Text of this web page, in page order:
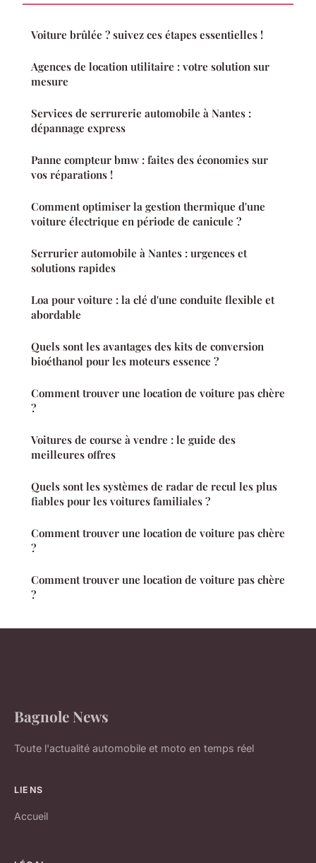
Voiture brûlée ? suivez ces étapes essentielles !
Agences de location utilitaire : votre solution sur
mesure
Services de serrurerie automobile à Nantes :
dépannage express
Panne compteur bmw : faites des économies sur
vos réparations !
Comment optimiser la gestion thermique d'une
voiture électrique en période de canicule ?
Serrurier automobile à Nantes : urgences et
solutions rapides
Loa pour voiture : la clé d'une conduite flexible et
abordable
Quels sont les avantages des kits de conversion
bioéthanol pour les moteurs essence ?
Comment trouver une location de voiture pas chère
?
Voitures de course à vendre : le guide des
meilleures offres
Quels sont les systèmes de radar de recul les plus
fiables pour les voitures familiales ?
Comment trouver une location de voiture pas chère
?
Comment trouver une location de voiture pas chère
?
Bagnole News
Toute l'actualité automobile et moto en temps réel
LIENS
Accueil